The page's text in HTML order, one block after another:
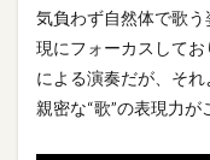
気負わず自然体で歌
現にフォーカスして
による演奏だが、そ
親密な“歌”の表現力が